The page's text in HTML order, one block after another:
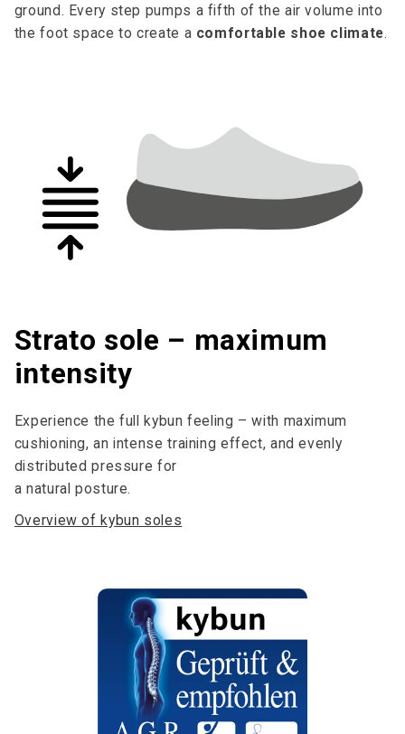
ground. Every step pumps a fifth of the air volume into
the foot space to cre­ate a comfortable shoe climate.
Strato sole – maximum
intensity
Experience the full kybun feeling – with maximum
cushioning, an intense training effect, and evenly
distributed pressure for
a natural posture.
Overview of kybun soles